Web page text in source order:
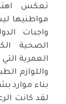
تعكس
مواطنيها
واجبات
الصحية
العمرية
واللوازم
بناء موارد
لقد كانت